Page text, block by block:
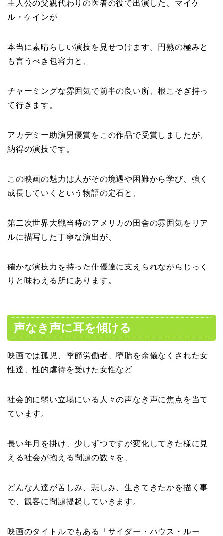
主人公の父親代わりの医者の役で出演した、マイケ
ル・ケインが
本当に素晴らしい演技を見せつけます。円熟の極みと
も言うべき包容力と、
チャーミングな雰囲気で前半の良い所、根こそぎ持っ
て行きます。
アカデミー助演男優賞をこの作品で受賞しましたが、
納得の演技です。
この映画の魅力は人がその境遇や困難から学び、強く
成長していくという物語の定石と、
第二次世界大戦当時のアメリカの田舎の雰囲気をリア
ルに描写した丁寧な演出が、
確かな演技力を持った俳優達に支えられながらじっく
りと味わえる所にあります。
声なき声に耳を傾ける
映画では孤児、季節労働者、堕胎を余儀なくされた女
性達、性的虐待を受けた女性など
社会的に弱い立場にいる人々の声なき声に焦点を当て
ています。
長い年月を掛け、少しずつですが変化してきた様に見
える社会が抱える問題の数々を、
どんな人達が苦しみ、悲しみ、生きてきたかを描く事
で、観客に問題提起していきます。
映画のタイトルでもある「サイダー・ハウス・ルー